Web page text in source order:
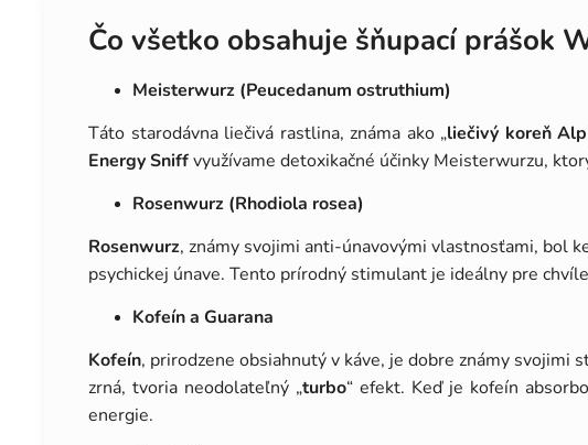
Čo všetko obsahuje šňupací prášok
Meisterwurz (Peucedanum ostruthium)
Táto starodávna liečivá rastlina, známa ako „liečivý koreň Alp
Energy Sniffvyužívame detoxikačné účinky Meisterwurzu,
Rosenwurz (Rhodiola rosea)
Rosenwurz, známy svojimi anti-únavovými vlastnosťami, bol
psychickej únave. Tento prírodný stimulant je ideálny pre
Kofeín a Guarana
Kofeín, prirodzene obsiahnutý v káve, je dobre známy svojimi
zrná, tvoria neodolateľný „turbo“ efekt. Keď je kofeín
energie.